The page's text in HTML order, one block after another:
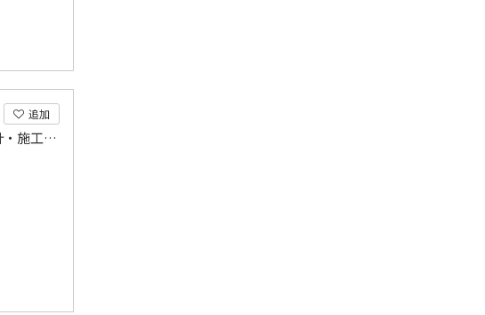
追加
【恵那市】電気設備・空調設備・防災設備・通信設備の設計・施工はお任せください